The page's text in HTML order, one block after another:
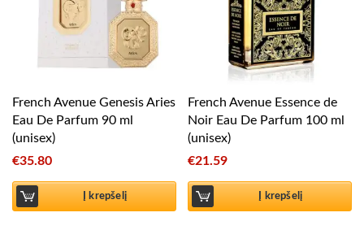
French Avenue Genesis Aries
Eau De Parfum 90 ml
(unisex)
€35.80
Į krepšelį
French Avenue Essence de
Noir Eau De Parfum 100 ml
(unisex)
€21.59
Į krepšelį